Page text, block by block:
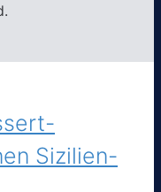
Sizilien-